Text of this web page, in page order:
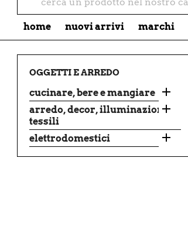
home nuovi arrivi marchi
OGGETTI E ARREDO
cucinare, bere e mangiare 
arredo, decor, illuminazione e
tessili

elettrodomestici 